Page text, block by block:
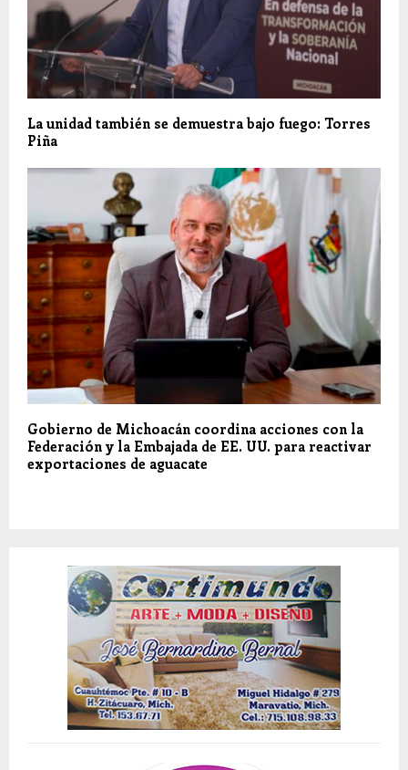
La unidad también se demuestra bajo fuego: Torres
Piña
Gobierno de Michoacán coordina acciones con la
Federación y la Embajada de EE. UU. para reactivar
exportaciones de aguacate